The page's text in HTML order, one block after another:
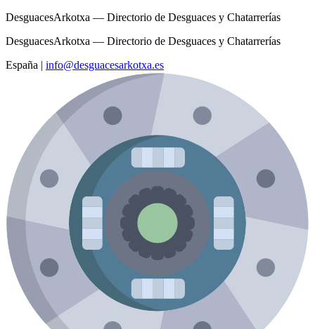
DesguacesArkotxa — Directorio de Desguaces y Chatarrerías
DesguacesArkotxa — Directorio de Desguaces y Chatarrerías
España | info@desguacesarkotxa.es